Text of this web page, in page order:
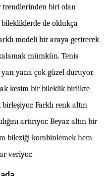
trendlerinden biri olan
de oldukça
modeli bir araya getirerek
mümkün. Tenis
yana çok güzel duruyor.
kesim bir bileklik birlikte
Farklı renk altın
artırıyor. Beyaz altın bir
bileziği kombinlemek hem
veriyor.